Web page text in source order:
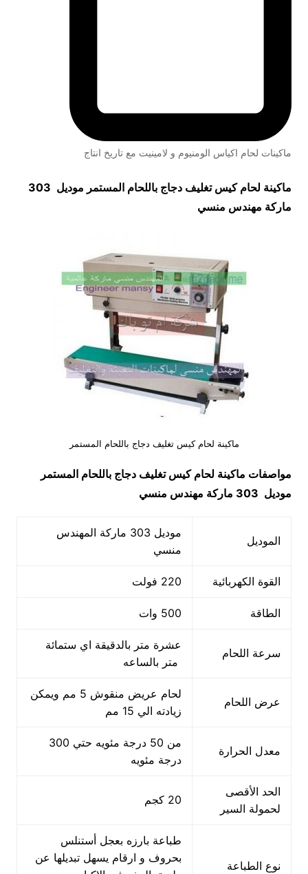
ماكينات لحام اكياس الومنيوم و لامينيت مع تاريخ انتاج
ماكينة لحام كيس تغليف دجاج باللحام المستمر موديل 303
ماركة مهندس منسي
ماكينة لحام كيس تغليف دجاج باللحام المستمر
مواصفات ماكينة لحام كيس تغليف دجاج باللحام المستمر
موديل 303 ماركة مهندس منسي
الموديل
موديل 303 ماركة المهندس
منسي
القوة الكهربائية 220 فولت
الطاقة 500 وات
سرعة اللحام
عشرة متر بالدقيقة اي ستمائة
متر بالساعه
عرض اللحام
لحام عريض منقوش 5 مم ويمكن
زيادته الي 15 مم
معدل الحرارة
من 50 درجة مئويه حتي 300
درجة مئويه
الحد الأقصى
لحمولة السير
20 كجم
نوع الطباعة
طباعة بارزه بعجل أستنلس
بحروف و ارقام يسهل تبديلها عن